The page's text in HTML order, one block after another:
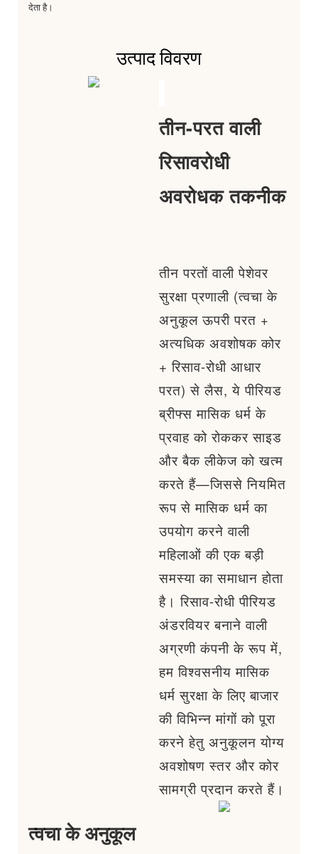
देता है।
उत्पाद विवरण
तीन-परत वाली
रिसावरोधी
अवरोधक तकनीक
तीन परतों वाली पेशेवर
सुरक्षा प्रणाली (त्वचा के
अनुकूल ऊपरी परत +
अत्यधिक अवशोषक कोर
+ रिसाव-रोधी आधार
परत) से लैस, ये पीरियड
ब्रीफ्स मासिक धर्म के
प्रवाह को रोककर साइड
और बैक लीकेज को खत्म
करते हैं—जिससे नियमित
रूप से मासिक धर्म का
उपयोग करने वाली
महिलाओं की एक बड़ी
समस्या का समाधान होता
है। रिसाव-रोधी पीरियड
अंडरवियर बनाने वाली
अग्रणी कंपनी के रूप में,
हम विश्वसनीय मासिक
धर्म सुरक्षा के लिए बाजार
की विभिन्न मांगों को पूरा
करने हेतु अनुकूलन योग्य
अवशोषण स्तर और कोर
सामग्री प्रदान करते हैं।
त्वचा के अनुकूल